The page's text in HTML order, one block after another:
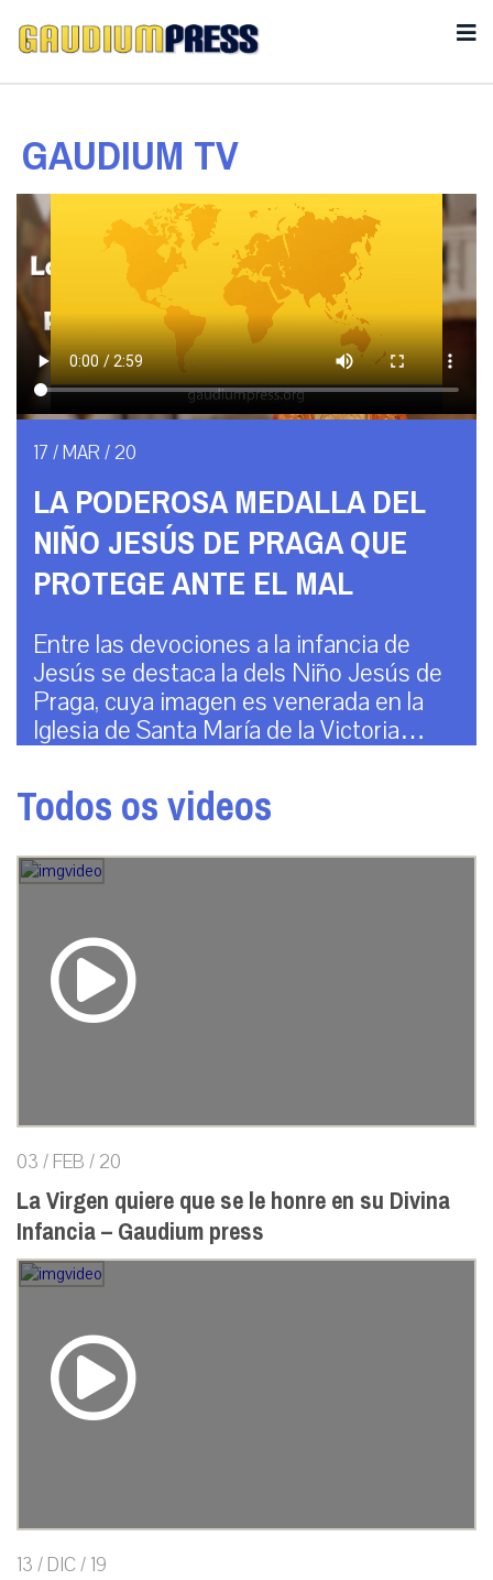
GAUDIUM TV
17 / MAR / 20
LA PODEROSA MEDALLA DEL
NIÑO JESÚS DE PRAGA QUE
PROTEGE ANTE EL MAL
Entre las devociones a la infancia de
Jesús se destaca la dels Niño Jesús de
Praga, cuya imagen es venerada en la
Iglesia de Santa María de la Victoria…
Todos os videos
03 / FEB / 20
La Virgen quiere que se le honre en su Divina
Infancia – Gaudium press
13 / DIC / 19